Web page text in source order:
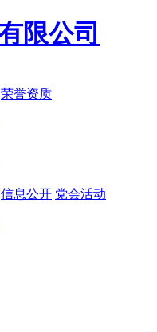
荣誉资质
信息公开 党会活动